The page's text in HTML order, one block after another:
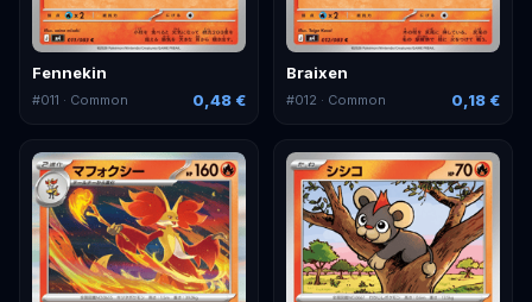
Fennekin
#011 · Common 0,48 €
Braixen
#012 · Common 0,18 €